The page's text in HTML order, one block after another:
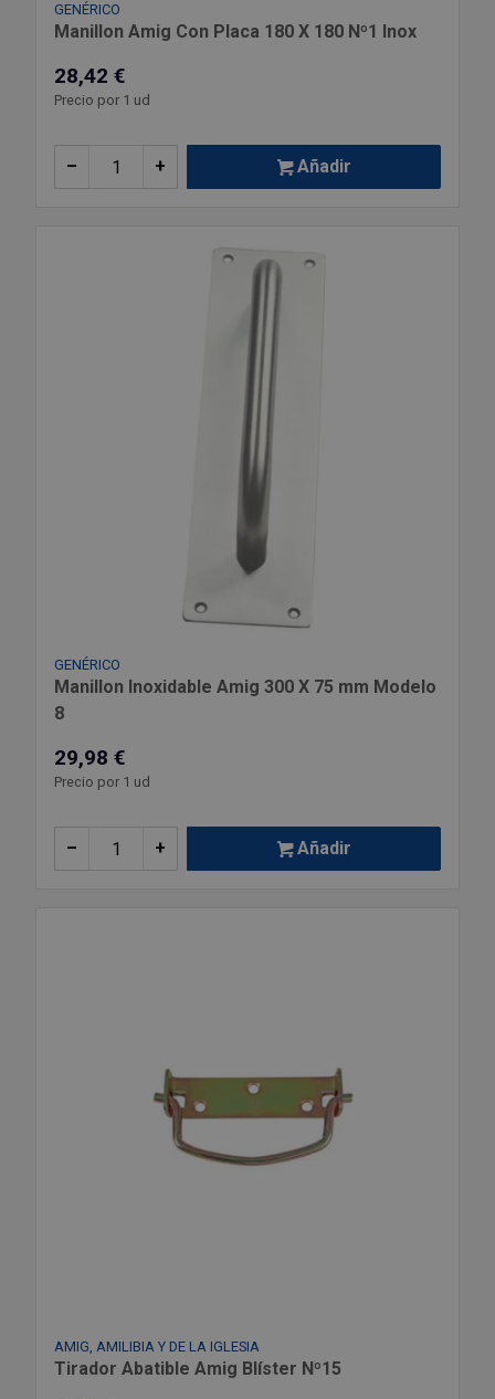
GENÉRICO
Manillon Amig Con Placa 180 X 180 Nº1 Inox
28,42 €
Precio por 1 ud
+
– Añadir
GENÉRICO
Manillon Inoxidable Amig 300 X 75 mm Modelo
8
29,98 €
Precio por 1 ud
+
– Añadir
AMIG, AMILIBIA Y DE LA IGLESIA
Tirador Abatible Amig Blíster Nº15